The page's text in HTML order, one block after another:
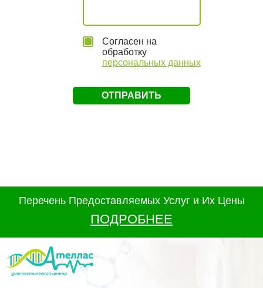
Согласен на
обработку
персональных данных
Перечень Предоставляемых Услуг и Их Цены
ПОДРОБНЕЕ